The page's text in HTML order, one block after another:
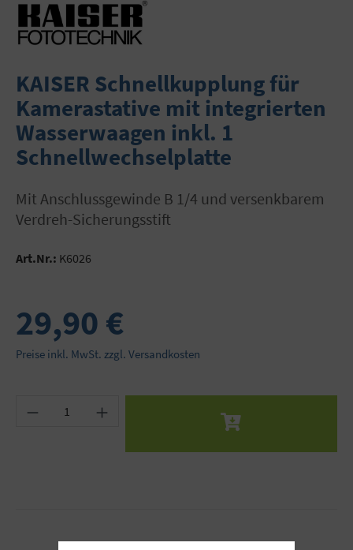
KAISER Schnellkupplung für
Kamerastative mit integrierten
Wasserwaagen inkl. 1
Schnellwechselplatte
mit Anschlussgewinde B 1/4 und versenkbarem
Verdreh-Sicherungsstift
Art.Nr.: K6026
29,90 €
Preise inkl. MwSt. zzgl. Versandkosten
Produkt Anzahl: Gib den gewünschten Wert